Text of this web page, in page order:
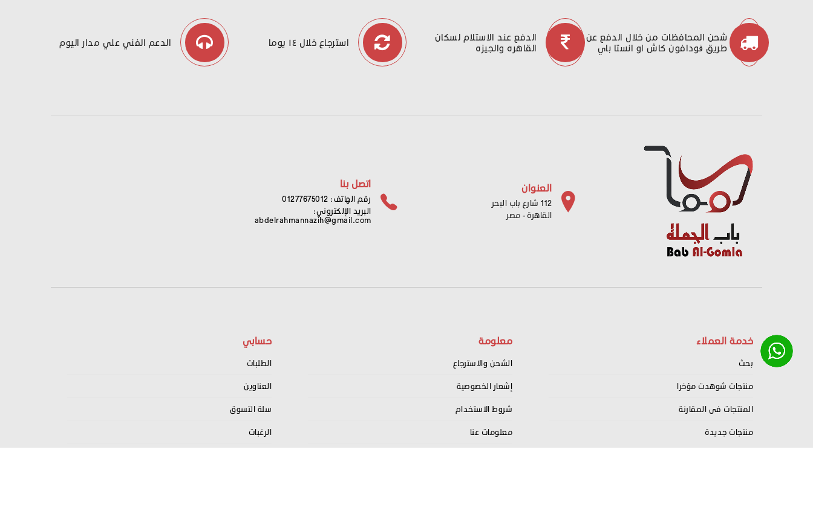
شحن المحافظات من خلال الدفع عن
طريق ڤودافون كاش او انستا باي
الدفع عند الاستلام لسكان
القاهره والجيزه
استرجاع خلال ١٤ يوما الدعم الفني علي مدار اليوم
العنوان
112 شارع باب البحر
القاهرة - مصر
اتصل بنا
رقم الهاتف: 01277675012
البريد الإلكتروني:
abdelrahmannazih@gmail.com
خدمة العملاء
بحث
منتجات شوهدت مؤخرا
المنتجات فى المقارنة
منتجات جديدة
معلومة
الشحن والاسترجاع
إشعار الخصوصية
شروط الاستخدام
معلومات عنا
حسابي
الطلبات
العناوين
سلة التسوق
الرغبات